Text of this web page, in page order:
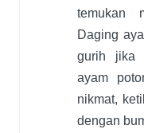
temukan
Daging
gurih jika
ayam
nikmat,
dengan